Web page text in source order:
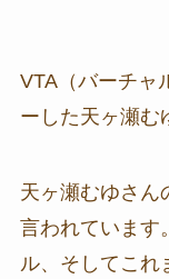
VTA（バーチャ
ーした天ヶ瀬む
天ヶ瀬むゆさん
言われています
ル、そしてこれ